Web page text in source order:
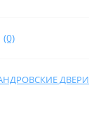
(0)
ДВЕРИ